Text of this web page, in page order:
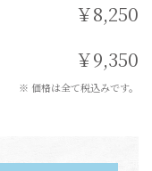
￥8,250
￥9,350
※ 価格は全て税込みです。